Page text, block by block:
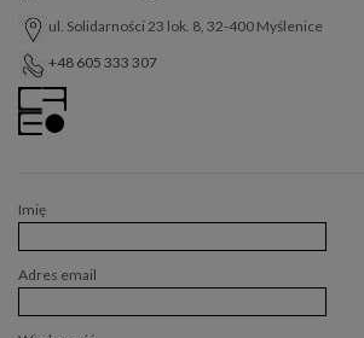
ul. Solidarności 23 lok. 8, 32-400 Myślenice
+48 605 333 307
Imię
Adres email